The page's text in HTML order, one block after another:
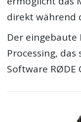
direkt während
Der eingebaute
Processing,
Software RØDE